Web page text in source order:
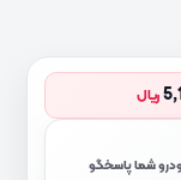
ریال
شما پاسخگو